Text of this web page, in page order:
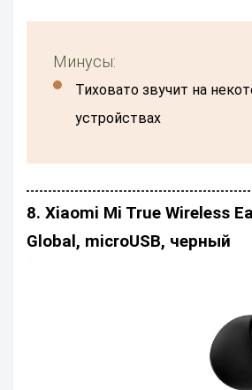
Минусы:
тиховато звучит на некоторых
устройствах
8. Xiaomi Mi True Wireless
Global, microUSB, черный